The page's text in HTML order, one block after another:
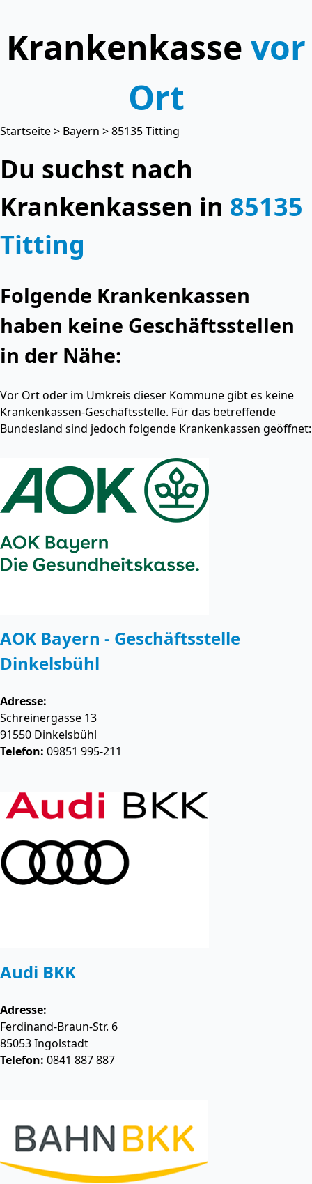
Krankenkasse vor
Ort
Startseite> Bayern > 85135 Titting
Du suchst nach
Krankenkassen in 85135
Titting
Folgende Krankenkassen
haben keine Geschäftsstellen
in der Nähe:
Vor Ort oder im Umkreis dieser Kommune gibt es keine
Krankenkassen-Geschäftsstelle. Für das betreffende
Bundesland sind jedoch folgende Krankenkassen geöffnet:
AOK Bayern - Geschäftsstelle
Dinkelsbühl
Adresse:
Schreinergasse 13
91550 Dinkelsbühl
Telefon: 09851 995-211
Audi BKK
Adresse:
Ferdinand-Braun-Str. 6
85053Ingolstadt
Telefon: 0841 887 887